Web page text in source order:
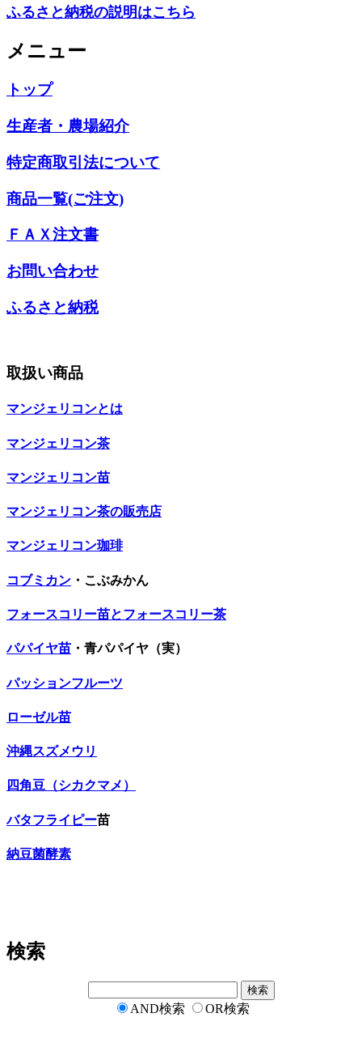
ふるさと納税の説明はこちら
メニュー
トップ
生産者・農場紹介
特定商取引法について
商品一覧(ご注文)
ＦＡＸ注文書
お問い合わせ
ふるさと納税
取扱い商品
マンジェリコンとは
マンジェリコン茶
マンジェリコン苗
マンジェリコン茶の販売店
マンジェリコン珈琲
コブミカン ・こぶみかん
フォースコリー苗とフォースコリー茶
パパイヤ苗 ・青パパイヤ（実）
パッションフルーツ
ローゼル苗
沖縄スズメウリ
四角豆（シカクマメ）
バタフライピー苗
納豆菌酵素
検索
AND検索 OR検索